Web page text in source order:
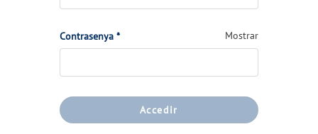
Contrasenya *(Obligatori) Mostrar
Accedir